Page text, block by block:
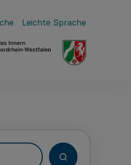
Leichte Sprache